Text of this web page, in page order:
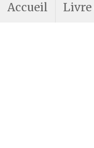
Accueil Livre